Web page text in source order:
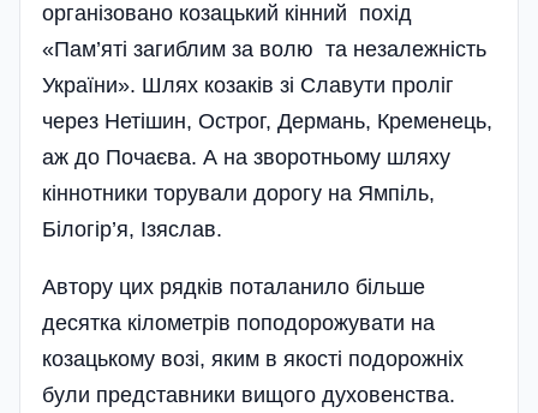
організовано козацький кінний похід
«Пам’яті загиблим за волю та незалежність
України». Шлях козаків зі Славути проліг
через Нетішин, Острог, Дермань, Кременець,
аж до Почаєва. А на зворотньому шляху
кіннотники торували дорогу на Ямпіль,
Білогір’я, Ізяслав.
Автору цих рядків поталанило більше
десятка кілометрів поподорожувати на
козацькому возі, яким в якості подорожніх
були представники вищого духовенства.